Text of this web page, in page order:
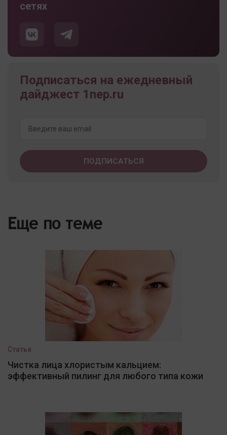
сетях
Подписаться на ежедневный
дайджест 1nep.ru
Еще по теме
Статья
Чистка лица хлористым кальцием:
эффективный пилинг для любого типа кожи